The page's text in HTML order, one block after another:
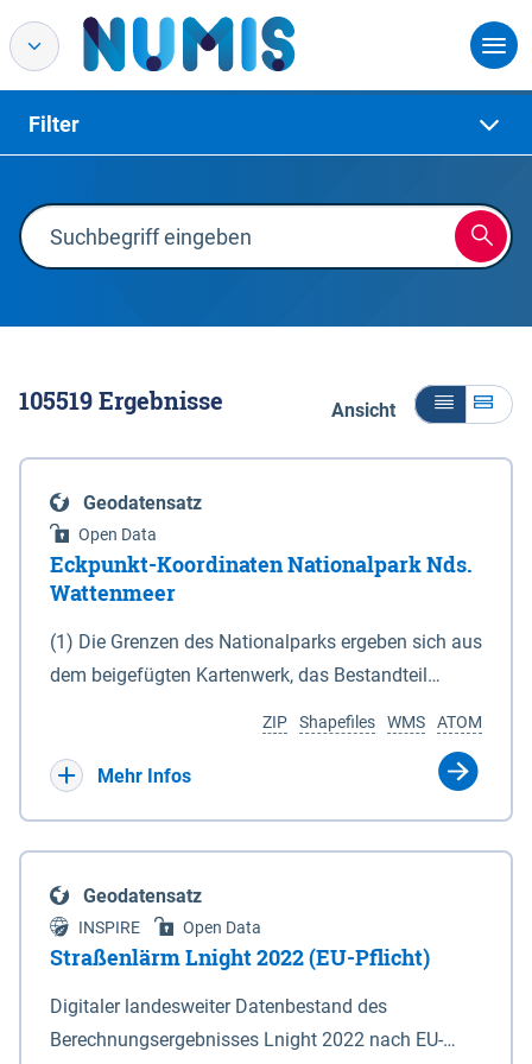
Filter
105519Ergebnisse Ansicht
Geodatensatz
Open Data
Eckpunkt-Koordinaten Nationalpark Nds.
Wattenmeer
(1) Die Grenzen des Nationalparks ergeben sich aus
dem beigefügten Kartenwerk, das Bestandteil
(DTK) im Maßstab 1 : 100 000 (Anlage 2), 2.
verkleinerte Amtliche Karte 1 : 5 000 (AK5) im
projizierte Koordinaten im Europäischen
Terrestrischen Referenzsystem 1989 (ETRS 89) mit
der Universalen Transversalen Mercator-Abbildung
bezogen auf die Zone 32 N (UTM 32N) dargestellt
(Anlage 4); Gleiches gilt für die geografischen
ATOM
WMS
Shapefiles
ZIP
Mehr Infos
Geodatensatz
INSPIRE Open Data
Straßenlärm Lnight 2022 (EU-Pflicht)
Digitaler landesweiter Datenbestand des
Berechnungsergebnisses Lnight 2022 nach EU-